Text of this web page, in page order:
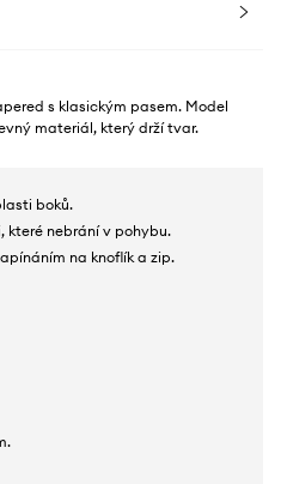
s klasickým pasem. Model
materiál, který drží tvar.
boků.
které nebrání v pohybu.
na knoflík a zip.